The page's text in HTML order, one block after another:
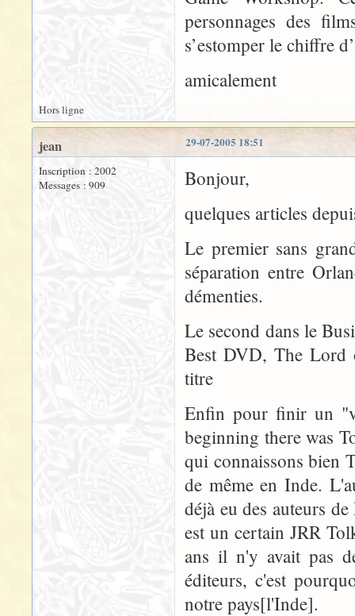
personnages des
s’estomper le chiffre
amicalement
Hors ligne
29-07-2005 18:51
jean
Inscription : 2002
Messages : 909
Bonjour,
quelques articles
Le premier sans
séparation entre
démenties.
Le second dans le
Best DVD, The Lord
titre
Enfin pour finir un
beginning there was
qui connaissons bien
de même en Inde.
déjà eu des auteurs
est un certain JRR
ans il n'y avait pas
éditeurs, c'est
notre pays[l'Inde].